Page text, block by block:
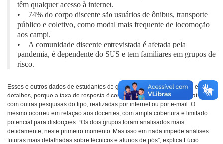
têm qualquer acesso à internet.
• 74% do corpo discente são usuários de ônibus, transporte
público e coletivo, como modal mais frequente de locomoção
aos campi.
• A comunidade discente entrevistada é afetada pela
pandemia, é dependente do SUS e tem familiares em grupos de
risco.
Esses e outros dados de estudantes de graduação foram analisados em
detalhes, porque a taxa de resposta é considerada aceitável e compatível
com outras pesquisas do tipo, realizadas por internet ou por e-mail. O
mesmo ocorreu em relação aos docentes, com ampla cobertura e limitado
potencial para distorções. “Os dois grupos foram analisados mais
detidamente, neste primeiro momento. Mas isso em nada impede análises
futuras mais detalhadas sobre técnicos e alunos de pós”, explica Lúcio